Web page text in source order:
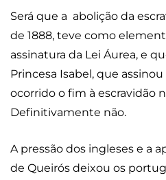
Será que a abolição da
de 1888, teve como
assinatura da Lei Áurea, e
Princesa Isabel, que
ocorrido o fim à escravidão
Definitivamente não.
A pressão dos ingleses e a
de Queirós deixou os